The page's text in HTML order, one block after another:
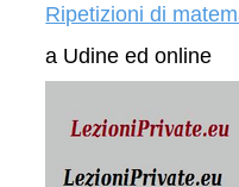
Ripetizioni di
a Udine ed online